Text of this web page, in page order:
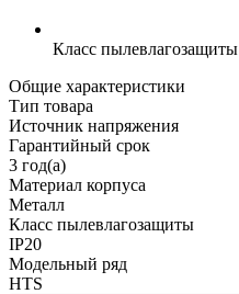
Класс пылевлагозащиты
Общие характеристики
Тип товара
Источник напряжения
Гарантийный срок
3 год(а)
Материал корпуса
Металл
Класс пылевлагозащиты
IP20
Модельный ряд
HTS